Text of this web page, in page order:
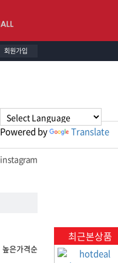
회원가입
Powered by Translate
높은가격순
최근본상품